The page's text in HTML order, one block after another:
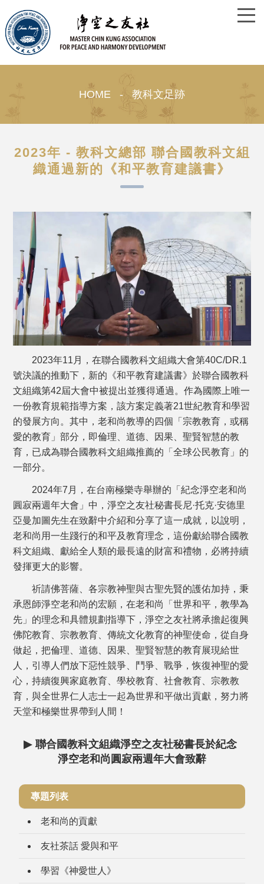
HOME - 教科文足跡
2023年 - 教科文總部 聯合國教科文組
織通過新的《和平教育建議書》
2023年11月，在聯合國教科文組織大會第40C/DR.1
號決議的推動下，新的《和平教育建議書》於聯合國教科
文組織第42屆大會中被提出並獲得通過。作為國際上唯一
一份教育規範指導方案，該方案定義著21世紀教育和學習
的發展方向。其中，老和尚教導的四個「宗教教育，或稱
愛的教育」部分，即倫理、道德、因果、聖賢智慧的教
育，已成為聯合國教科文組織推薦的「全球公民教育」的
一部分。
2024年7月，在台南極樂寺舉辦的「紀念淨空老和尚
圓寂兩週年大會」中，淨空之友社秘書長尼·托克·安德里
亞曼加圖先生在致辭中介紹和分享了這一成就，以說明，
老和尚用一生踐行的和平及教育理念，這份獻給聯合國教
科文組織、獻給全人類的最長遠的財富和禮物，必將持續
發揮更大的影響。
祈請佛菩薩、各宗教神聖與古聖先賢的護佑加持，秉
承恩師淨空老和尚的宏願，在老和尚「世界和平，教學為
先」的理念和具體規劃指導下，淨空之友社將承擔起復興
佛陀教育、宗教教育、傳統文化教育的神聖使命，從自身
做起，把倫理、道德、因果、聖賢智慧的教育展現給世
人，引導人們放下惡性競爭、鬥爭、戰爭，恢復神聖的愛
心，持續復興家庭教育、學校教育、社會教育、宗教教
育，與全世界仁人志士一起為世界和平做出貢獻，努力將
天堂和極樂世界帶到人間！
▶ 聯合國教科文組織淨空之友社秘書長於紀念
淨空老和尚圓寂兩週年大會致辭
專題列表
老和尚的貢獻
友社茶話 愛與和平
學習《神愛世人》